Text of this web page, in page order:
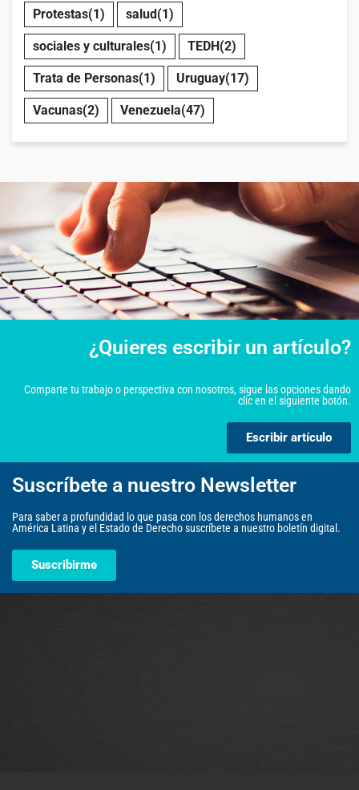
Protestas(1) salud(1)
sociales y culturales(1) TEDH(2)
Trata de Personas(1) Uruguay(17)
Vacunas(2) Venezuela(47)
¿Quieres escribir un artículo?
Comparte tu trabajo o perspectiva con nosotros, sigue las opciones dando
clic en el siguiente botón.
Escribir artículo
Suscríbete a nuestro Newsletter
Para saber a profundidad lo que pasa con los derechos humanos en
América Latina y el Estado de Derecho suscríbete a nuestro boletín digital.
Suscribirme